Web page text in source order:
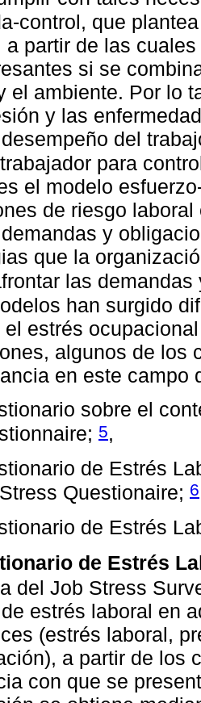
control, que
a partir de las
si se
el ambiente. Por lo
y las
del
para
el modelo
de riesgo
y
que la
las
han surgido
el estrés
algunos de los
en este campo
sobre el
5,
de Estrés
Questionaire; 6
de Estrés
de Estrés
del Job Stress
estrés laboral en
(estrés laboral,
a partir de los
con que se